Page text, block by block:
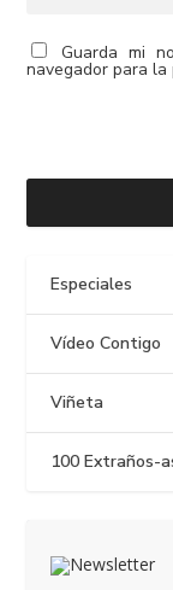
Guarda mi
navegador para la
Especiales
Vídeo Contigo
Viñeta
100 Extraños-